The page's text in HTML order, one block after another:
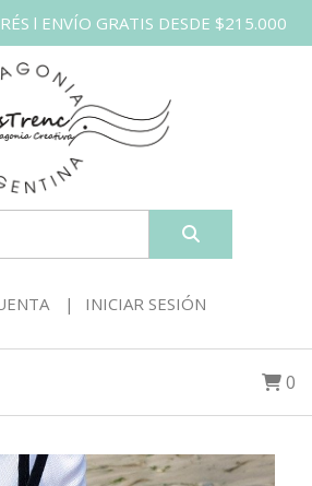
l ENVÍO GRATIS DESDE $215.000
INICIAR SESIÓN
0